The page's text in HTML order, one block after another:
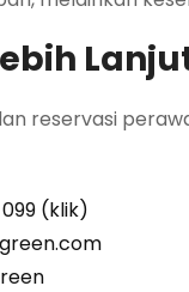
reservasi
099 (klik)